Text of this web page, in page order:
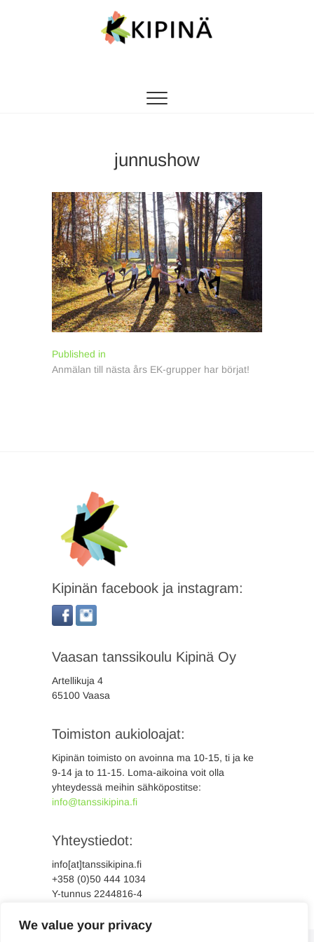
We value your privacy
junnushow
Inläggsnavigering
Published in
Anmälan till nästa års EK-grupper har börjat!
Kipinän facebook ja instagram:
Vaasan tanssikoulu Kipinä Oy
Artellikuja 4
65100 Vaasa
Toimiston aukioloajat:
Kipinän toimisto on avoinna ma 10-15, ti ja ke
9-14 ja to 11-15. Loma-aikoina voit olla
yhteydessä meihin sähköpostitse:
info@tanssikipina.fi
Yhteystiedot:
info[at]tanssikipina.fi
+358 (0)50 444 1034
Y-tunnus 2244816-4